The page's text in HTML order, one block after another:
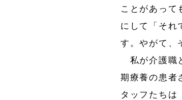
ことがあって
にして「それ
す。やがて、
私が介護職
期療養の患者
タッフたちは